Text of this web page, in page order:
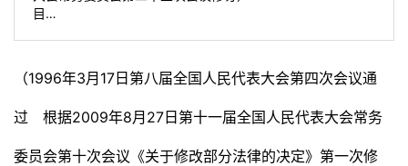
目…
（1996年3月17日第八届全国人民代表大会第四次会议通
过 根据2009年8月27日第十一届全国人民代表大会常务
委员会第十次会议《关于修改部分法律的决定》第一次修